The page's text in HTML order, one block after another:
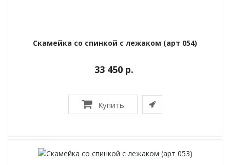
Скамейка со спинкой с лежаком (арт 054)
33 450 р.
Купить